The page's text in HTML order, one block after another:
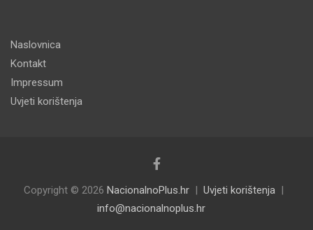
Naslovnica
Kontakt
Impressum
Uvjeti korištenja
Copyright © 2026 NacionalnoPlus.hr
Uvjeti korištenja
info@nacionalnoplus.hr